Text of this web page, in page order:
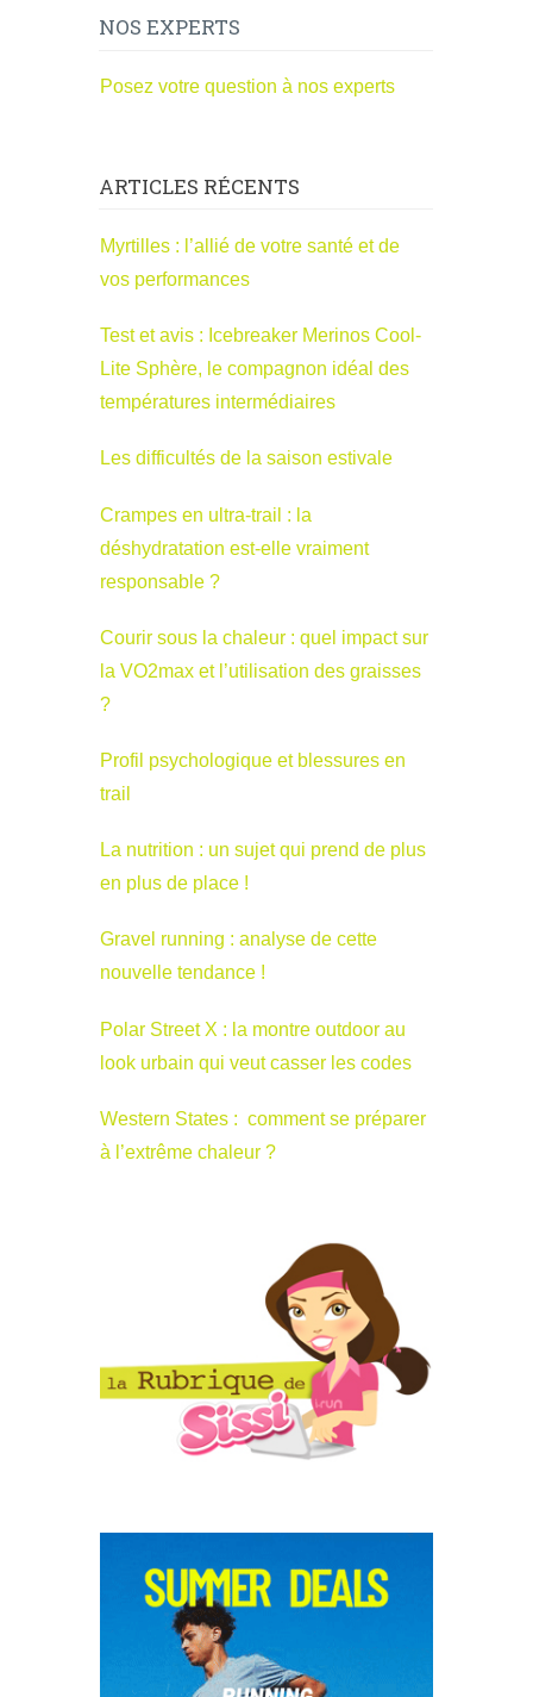
NOS EXPERTS
Posez votre question à nos experts
ARTICLES RÉCENTS
Myrtilles : l’allié de votre santé et de
vos performances
Test et avis : Icebreaker Merinos Cool-
Lite Sphère, le compagnon idéal des
températures intermédiaires
Les difficultés de la saison estivale
Crampes en ultra-trail : la
déshydratation est-elle vraiment
responsable ?
Courir sous la chaleur : quel impact sur
la VO2max et l’utilisation des graisses
?
Profil psychologique et blessures en
trail
La nutrition : un sujet qui prend de plus
en plus de place !
Gravel running : analyse de cette
nouvelle tendance !
Polar Street X : la montre outdoor au
look urbain qui veut casser les codes
Western States : comment se préparer
à l’extrême chaleur ?